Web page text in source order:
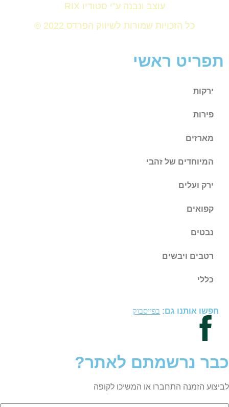
כל הזכויות שמורות לשיווק הפרדס 2022 ©
עוצב ונבנה ע”י סטודיו RIX
תפריט ראשי
ירקות
פירות
מארזים
המיוחדים של זהבי
ירק ועלים
קפואים
נבטים
רטבים ויבשים
כללי
חפשו אותנו גם: בפייסבוק
כבר נרשמתם לאתר?
לביצוע הזמנה התחברו או המשיכו לקופה